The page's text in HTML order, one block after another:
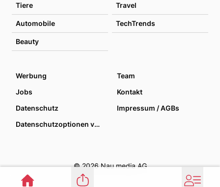
Tiere Travel
Automobile TechTrends
Beauty
Werbung
Team
Jobs
Kontakt
Datenschutz
Impressum / AGBs
Datenschutzoptionen verwalten
© 2026 Nau media AG